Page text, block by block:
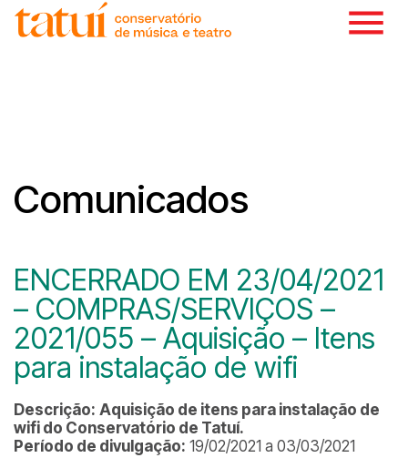
Comunicados
ENCERRADO EM 23/04/2021
– COMPRAS/SERVIÇOS –
2021/055 – Aquisição – Itens
para instalação de wifi
Descrição: Aquisição de itens para instalação de
wifi do Conservatório de Tatuí.
Período de divulgação: 19/02/2021 a 03/03/2021